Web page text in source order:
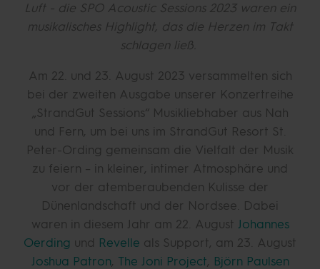
Luft - die SPO Acoustic Sessions 2023 waren ein
musikalisches Highlight, das die Herzen im Takt
schlagen ließ.
Am 22. und 23. August 2023 versammelten sich
bei der zweiten Ausgabe unserer Konzertreihe
„StrandGut Sessions“ Musikliebhaber aus Nah
und Fern, um bei uns im StrandGut Resort St.
Peter-Ording gemeinsam die Vielfalt der Musik
zu feiern – in kleiner, intimer Atmosphäre und
vor der atemberaubenden Kulisse der
Dünenlandschaft und der Nordsee. Dabei
waren in diesem Jahr am 22. August Johannes
Oerding und Revelle als Support, am 23. August
Joshua Patron, The Joni Project, Björn Paulsen